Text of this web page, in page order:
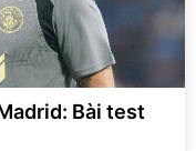
Bài test